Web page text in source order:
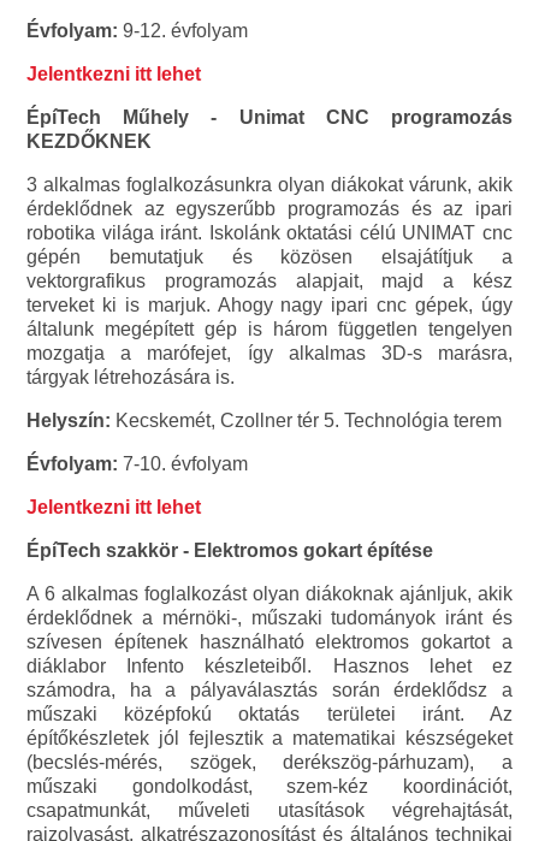
Évfolyam: 9-12. évfolyam
Jelentkezni itt lehet
ÉpíTech Műhely - Unimat CNC programozás
KEZDŐKNEK
3 alkalmas foglalkozásunkra olyan diákokat várunk, akik
érdeklődnek az egyszerűbb programozás és az ipari
robotika világa iránt. Iskolánk oktatási célú UNIMAT cnc
gépén bemutatjuk és közösen elsajátítjuk a
vektorgrafikus programozás alapjait, majd a kész
terveket ki is marjuk. Ahogy nagy ipari cnc gépek, úgy
általunk megépített gép is három független tengelyen
mozgatja a marófejet, így alkalmas 3D-s marásra,
tárgyak létrehozására is.
Helyszín: Kecskemét, Czollner tér 5. Technológia terem
Évfolyam: 7-10. évfolyam
Jelentkezni itt lehet
ÉpíTech szakkör - Elektromos gokart építése
A 6 alkalmas foglalkozást olyan diákoknak ajánljuk, akik
érdeklődnek a mérnöki-, műszaki tudományok iránt és
szívesen építenek használható elektromos gokartot a
diáklabor Infento készleteiből. Hasznos lehet ez
számodra, ha a pályaválasztás során érdeklődsz a
műszaki középfokú oktatás területei iránt. Az
építőkészletek jól fejlesztik a matematikai készségeket
(becslés-mérés, szögek, derékszög-párhuzam), a
műszaki gondolkodást, szem-kéz koordinációt,
csapatmunkát, műveleti utasítások végrehajtását,
rajzolvasást, alkatrészazonosítást és általános technikai